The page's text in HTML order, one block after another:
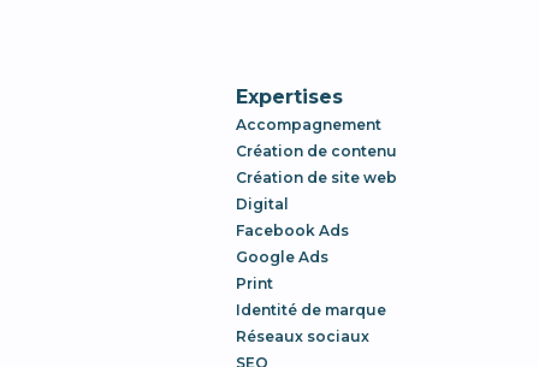
Expertises
Accompagnement
Création de contenu
Création de site web
Digital
Facebook Ads
Google Ads
Print
Identité de marque
Réseaux sociaux
SEO